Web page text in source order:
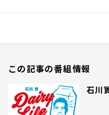
この記事の番組情報
石川